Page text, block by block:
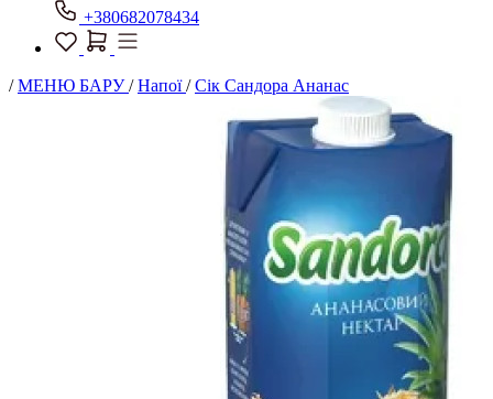
+380682078434
/МЕНЮ БАРУ/Напої/Сік Сандора Ананас